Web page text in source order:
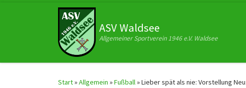
Zum Inhalt springen
ASV Waldsee
Allgemeiner Sportverein 1946 e.V. Waldsee
Start»Allgemein »Fußball»Lieber spät als nie: Vorstellung